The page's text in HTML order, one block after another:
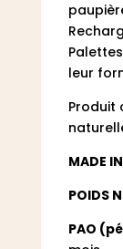
leur
Produit
MADE
POIDS
PAO